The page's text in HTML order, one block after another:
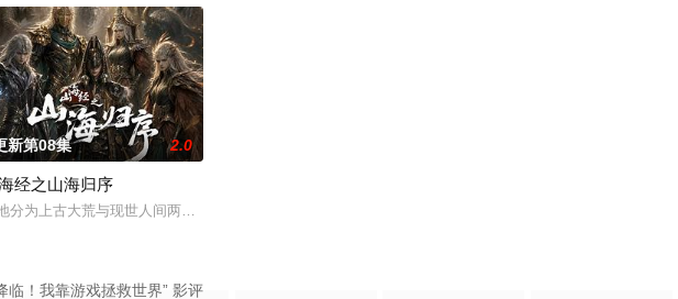
、呈现崭新的花仙子世界
然血流成河……明明是爱民如子的君王下一秒竟然变成嗜血凶兽……“明”
新第08集 2.0
经之山海归序
分为上古大荒与现世人间两界，由太极壁垒相隔，域外虚无异境滋生侵蚀神魂、扰乱秩序的暗紫色暗力；
临！我靠游戏拯救世界” 影评